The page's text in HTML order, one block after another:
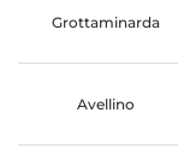
Grottaminarda
Avellino